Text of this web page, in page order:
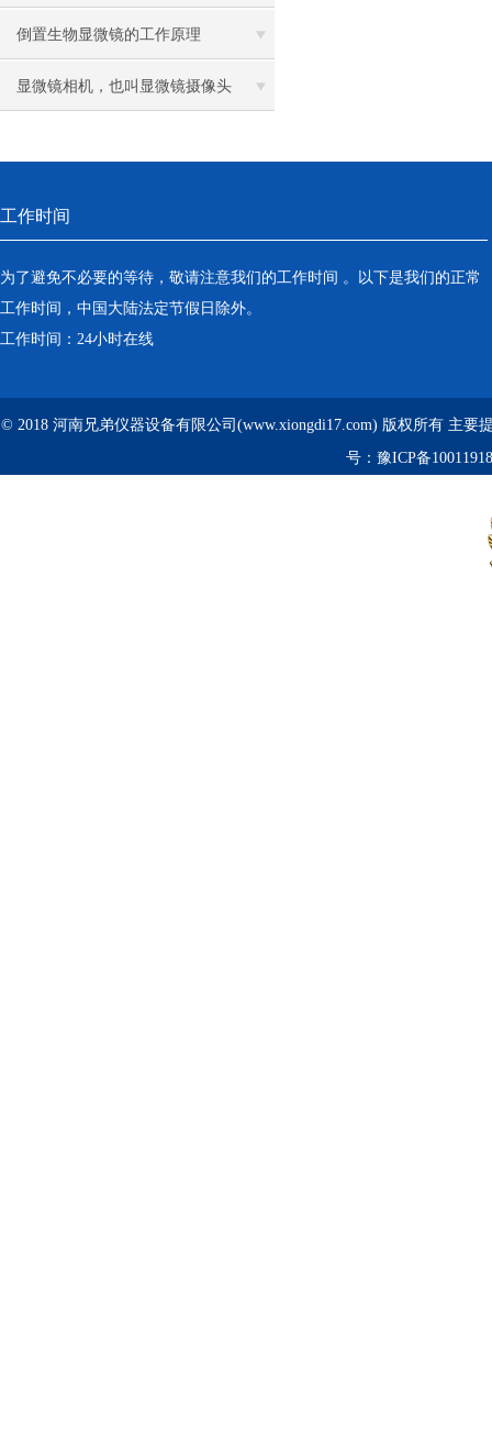
倒置生物显微镜的工作原理
显微镜相机，也叫显微镜摄像头
工作时间
为了避免不必要的等待，敬请注意我们的工作时间 。以下是我们的正常
工作时间，中国大陆法定节假日除外。
工作时间：24小时在线
© 2018 河南兄弟仪器设备有限公司(www.xiongdi17.com) 版权所有 主要
号： 豫ICP备